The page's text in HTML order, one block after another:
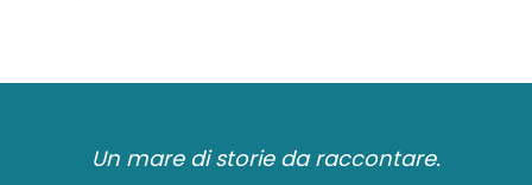
Un mare di storie da raccontare.